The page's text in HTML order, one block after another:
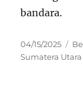
bandara.
Posted
on
04/15/2025
Sumatera Utara